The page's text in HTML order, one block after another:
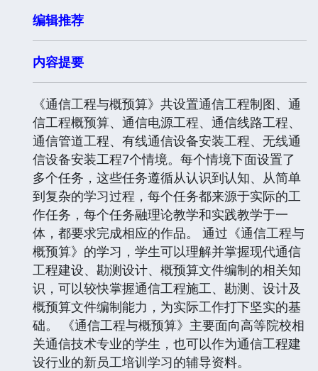
编辑推荐
内容提要
《通信工程与概预算》共设置通信工程制图、通
信工程概预算、通信电源工程、通信线路工程、
通信管道工程、有线通信设备安装工程、无线通
信设备安装工程7个情境。每个情境下面设置了
多个任务，这些任务遵循从认识到认知、从简单
到复杂的学习过程，每个任务都来源于实际的工
作任务，每个任务融理论教学和实践教学于一
体，都要求完成相应的作品。 通过《通信工程与
概预算》的学习，学生可以理解并掌握现代通信
工程建设、勘测设计、概预算文件编制的相关知
识，可以较快掌握通信工程施工、勘测、设计及
概预算文件编制能力，为实际工作打下坚实的基
础。 《通信工程与概预算》主要面向高等院校相
关通信技术专业的学生，也可以作为通信工程建
设行业的新员工培训学习的辅导资料。